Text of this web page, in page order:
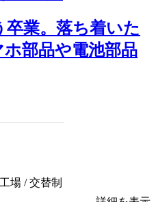
業。落ち着いた
部品や電池部品
場 / 交替制